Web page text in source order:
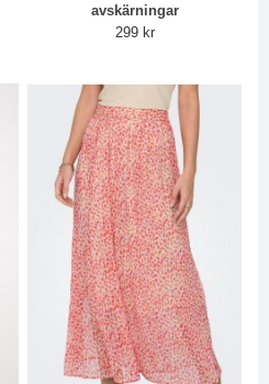
avskärningar
299 kr